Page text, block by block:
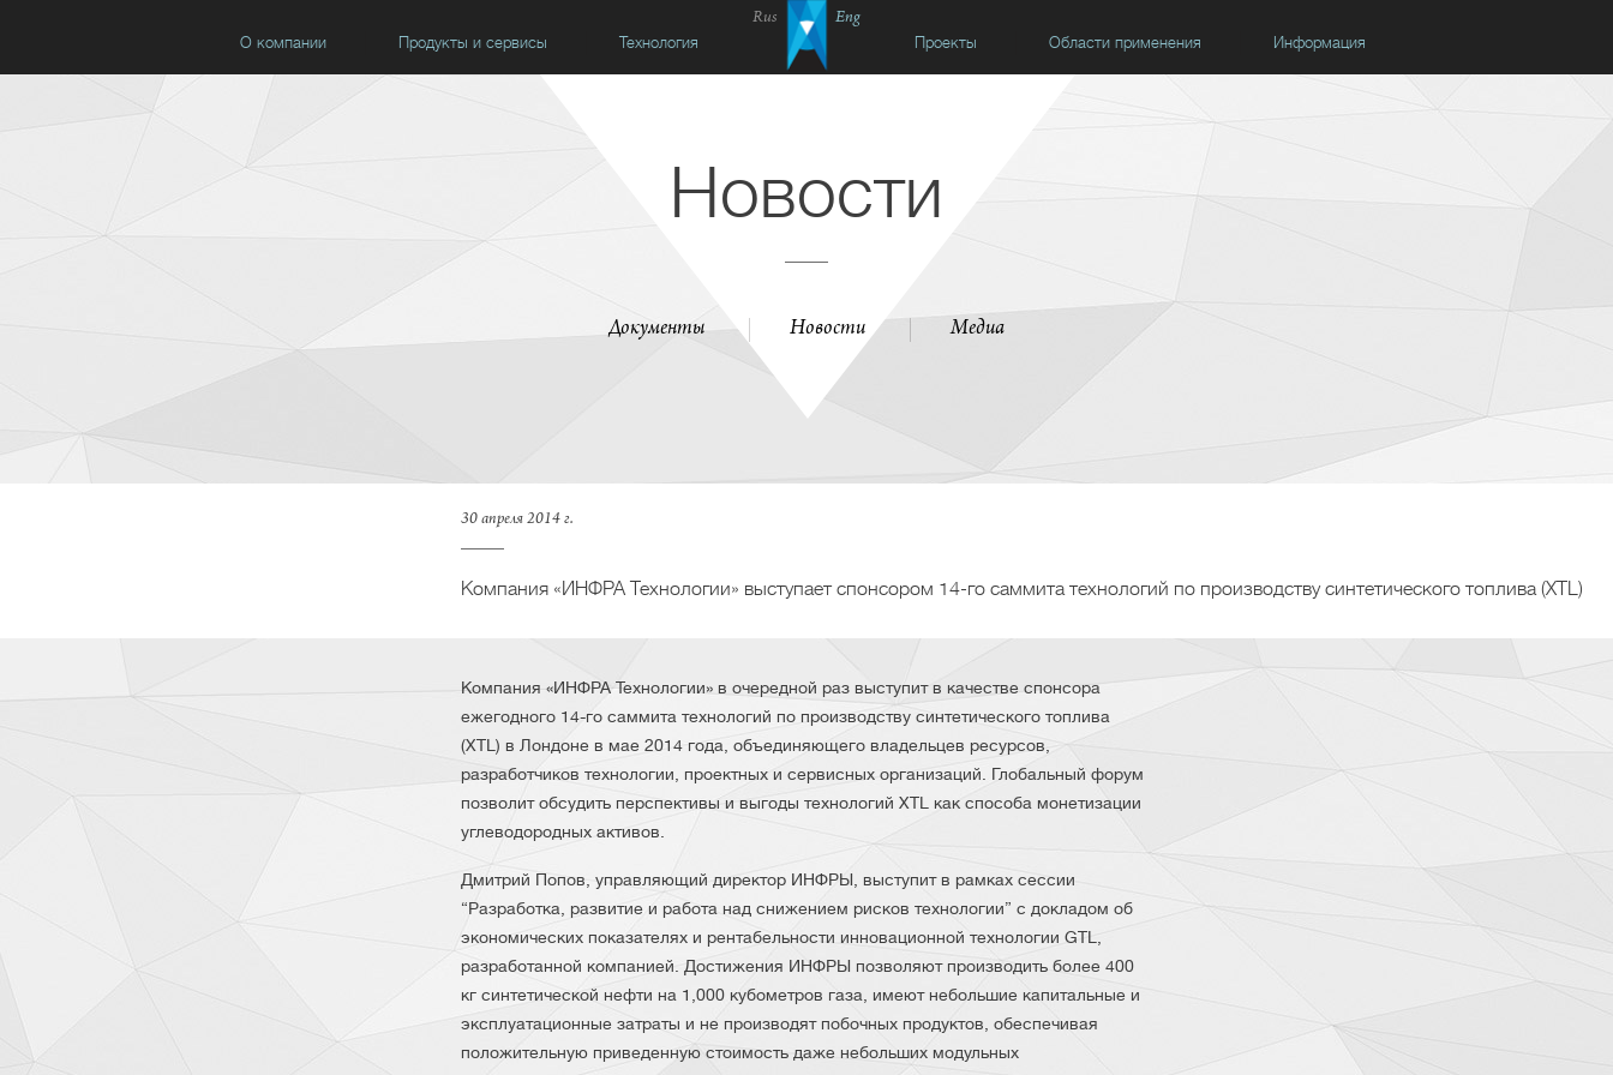
Rus
Eng
О компании
Продукты и сервисы Технология Проекты Области применения Информация
Новости
Документы Новости Медиа
30 апреля 2014 г.
Компания «ИНФРА Технологии» выступает спонсором 14-го саммита технологий по производству синтетического топлива (XTL)
Компания «ИНФРА Технологии» в очередной раз выступит в качестве спонсора
ежегодного 14-го саммита технологий по производству синтетического топлива
(XTL) в Лондоне в мае 2014 года, объединяющего владельцев ресурсов,
разработчиков технологии, проектных и сервисных организаций. Глобальный форум
позволит обсудить перспективы и выгоды технологий XTL как способа монетизации
углеводородных активов.
Дмитрий Попов, управляющий директор ИНФРЫ, выступит в рамках сессии
“Разработка, развитие и работа над снижением рисков технологии” с докладом об
экономических показателях и рентабельности инновационной технологии GTL,
разработанной компанией. Достижения ИНФРЫ позволяют производить более 400
кг синтетической нефти на 1,000 кубометров газа, имеют небольшие капитальные и
эксплуатационные затраты и не производят побочных продуктов, обеспечивая
положительную приведенную стоимость даже небольших модульных